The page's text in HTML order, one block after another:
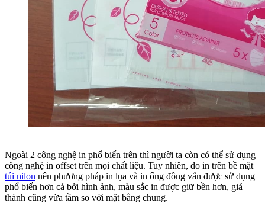
Ngoài 2 công nghệ in phổ biến trên thì người ta còn có thể sử dụng
công nghệ in offset trên mọi chất liệu. Tuy nhiên, do in trên bề mặt
túi nilon nên phương pháp in lụa và in ống đồng vẫn được sử dụng
phổ biến hơn cả bởi hình ảnh, màu sắc in được giữ bền hơn, giá
thành cũng vừa tầm so với mặt bằng chung.